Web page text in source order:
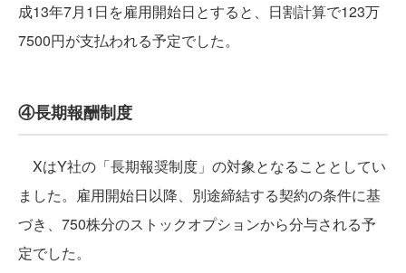
成13年7月1日を雇用開始日とすると、日割計算で123万
7500円が支払われる予定でした。
④長期報酬制度
XはY社の「長期報奨制度」の対象となることとしてい
ました。雇用開始日以降、別途締結する契約の条件に基
づき、750株分のストックオプションから分与される予
定でした。